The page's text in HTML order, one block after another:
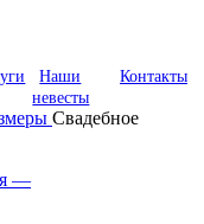
Наши
невесты
Контакты
Свадебное